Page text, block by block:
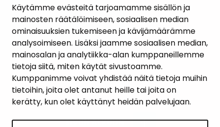
Käytämme evästeitä tarjoamamme sisällön ja
mainosten räätälöimiseen, sosiaalisen median
ominaisuuksien tukemiseen ja kävijämäärämme
analysoimiseen. Lisäksi jaamme sosiaalisen median,
mainosalan ja analytiikka-alan kumppaneillemme
tietoja siitä, miten käytät sivustoamme.
Kumppanimme voivat yhdistää näitä tietoja muihin
tietoihin, joita olet antanut heille tai joita on
kerätty, kun olet käyttänyt heidän palvelujaan.
AJANKOHTAISET
YHTEYSTIEDOT
KARTTAPALVELU
SIVUN ALKUUN